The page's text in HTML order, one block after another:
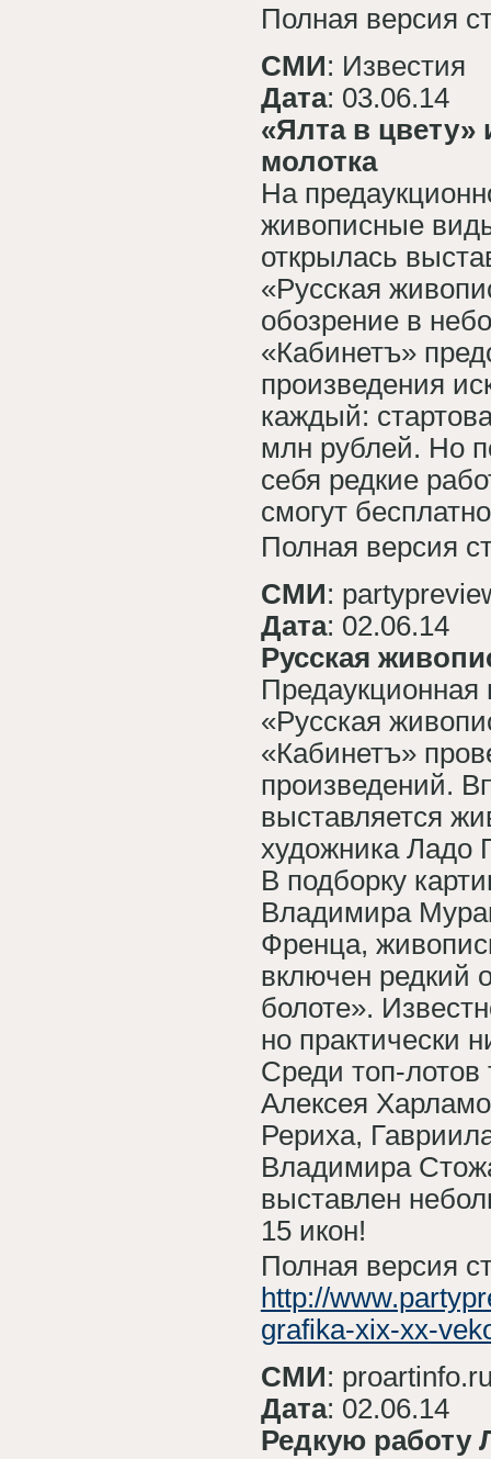
Полная версия
СМИ: Известия
Дата: 03.06.14
«Ялта в цвету»
молотка
На
живописные
открылась
«Русская
обозрение в
«Кабинетъ»
произведения
каждый:
млн рублей. Но
себя редкие
смогут
Полная версия
СМИ:
Дата: 02.06.14
Русская
«Русская
«Кабинетъ»
произведений.
выставляется
художника Ладо
В подборку
Владимира
Френца,
включен редкий
болоте».
но практически
Среди топ-
Алексея
Рериха,
Владимира
выставлен
15 икон!
Полная версия
http://
grafika-xix-xx-
СМИ:
Дата: 02.06.14
Редкую работу